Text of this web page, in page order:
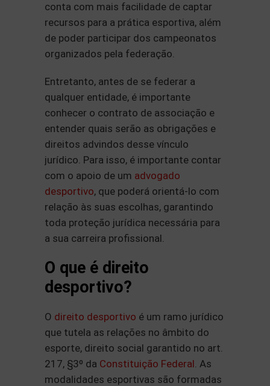
conta com mais facilidade de captar
recursos para a prática esportiva, além
de poder participar dos campeonatos
organizados pela federação.
Entretanto, antes de se federar a
qualquer entidade, é importante
conhecer o contrato de associação e
entender quais serão as obrigações e
direitos advindos desse vínculo
jurídico. Para isso, é importante contar
com o apoio de um advogado
desportivo, que poderá orientá-lo com
relação às suas escolhas, garantindo
toda proteção jurídica necessária para
a sua carreira profissional.
O que é direito
desportivo?
O direito desportivo é um ramo jurídico
que tutela as relações no âmbito do
esporte, direito social garantido no art.
217, §3º da Constituição Federal. As
modalidades esportivas são formadas